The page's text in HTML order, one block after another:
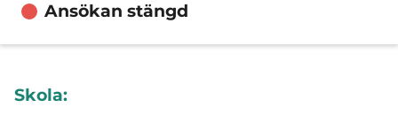
Ansökan stängd
Skola: